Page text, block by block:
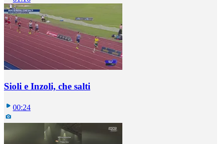
Sioli e Inzoli, che salti
00:24